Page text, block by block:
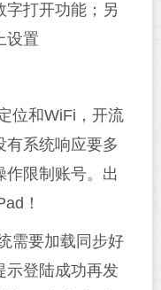
字打开功能；另
设置
位和WiFi，开流
有系统响应要多
作限制账号。出
！
需要加载同步好
示登陆成功再发